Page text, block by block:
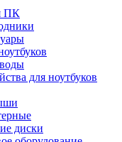
ПК
для ноутбуков
диски